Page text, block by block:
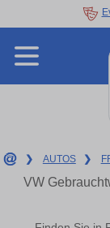
❯ AUTOS ❯
VW